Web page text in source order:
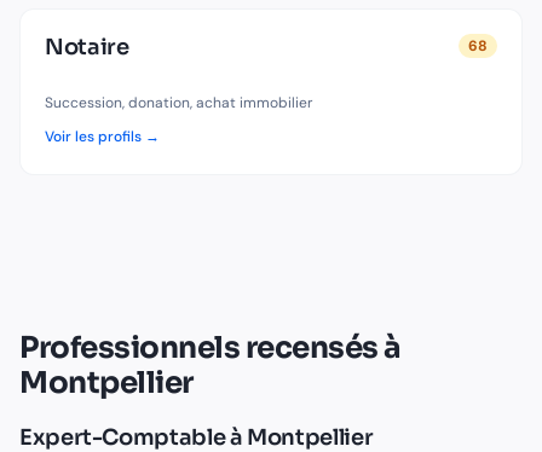
Notaire 68
Succession, donation, achat immobilier
Voir les profils →
Professionnels recensés à
Montpellier
Expert-Comptableà Montpellier